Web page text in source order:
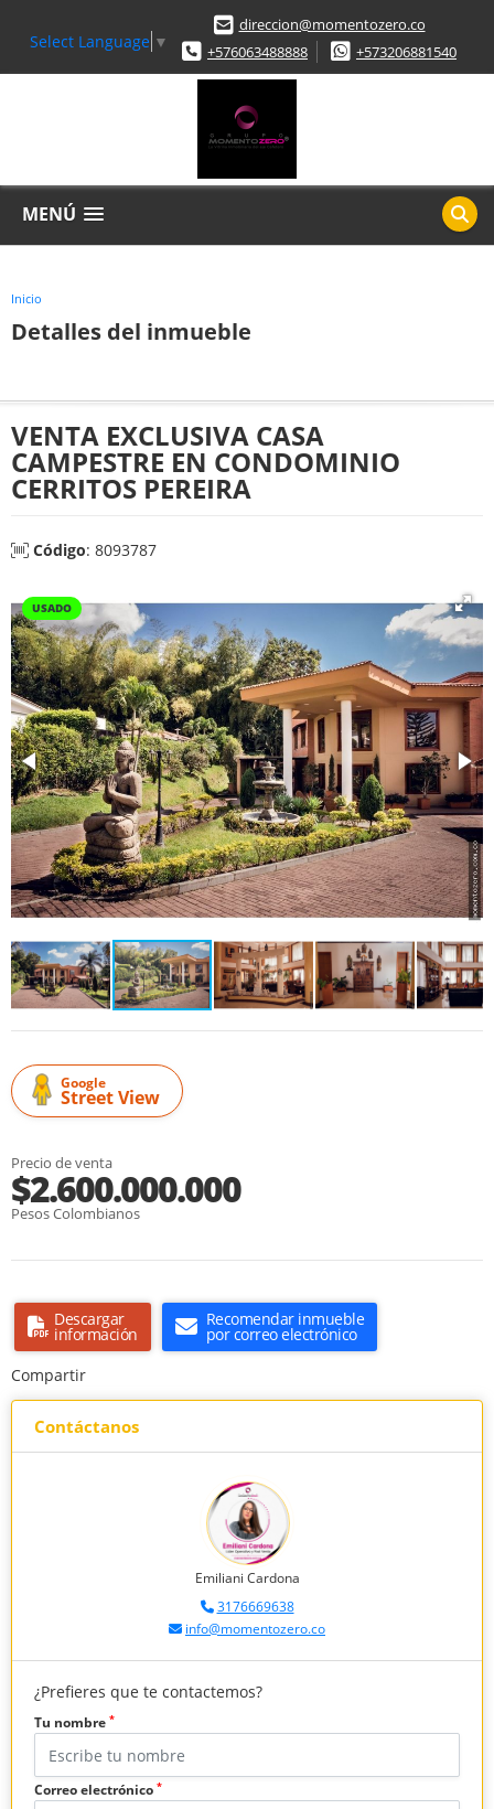
Select Language ▼
direccion@momentozero.co
+576063488888
+573206881540
MENÚ
Inicio
Detalles del inmueble
VENTA EXCLUSIVA CASA
CAMPESTRE EN CONDOMINIO
CERRITOS PEREIRA
Código: 8093787
USADO
Google
Street View
Precio de venta
$2.600.000.000
Pesos Colombianos
Descargar
información
Recomendar inmueble
por correo electrónico
Compartir
Contáctanos
Emiliani Cardona
3176669638
info@momentozero.co
¿Prefieres que te contactemos?
Tu nombre *
Correo electrónico *